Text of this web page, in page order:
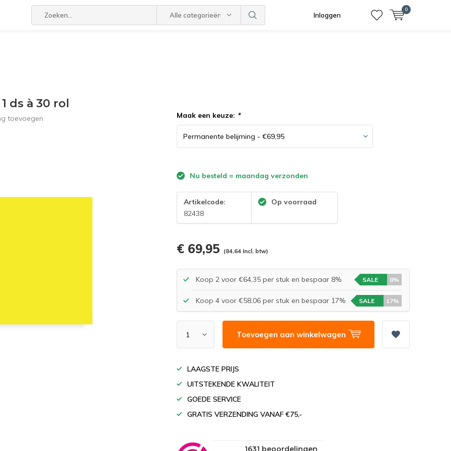
Alle categorieën Inloggen
0
ds à 30 rol
toevoegen Maak een keuze: *
Nu besteld = maandag verzonden
Artikelcode:
82438
Op voorraad
€ 69,95 (84,64 Incl. btw)
Koop 2 voor €64,35 per stuk en bespaar 8% SALE 8%
Koop 4 voor €58,06 per stuk en bespaar 17% SALE 17%
Toevoegen aan winkelwagen
LAAGSTE PRIJS
UITSTEKENDE KWALITEIT
GOEDE SERVICE
GRATIS VERZENDING VANAF €75,-
1631 beoordelingen